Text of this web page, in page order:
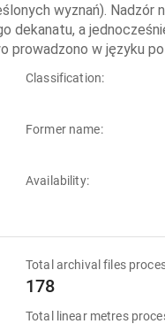
wyznań). Nadzór
dekanatu, a
w języku
Classification:
Former name:
Availability:
Total archival files
178
Total linear metres